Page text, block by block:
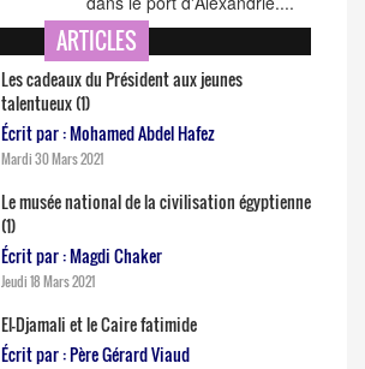
ARTICLES
Les cadeaux du Président aux jeunes
talentueux (1)
Écrit par : Mohamed Abdel Hafez
Mardi 30 Mars 2021
Le musée national de la civilisation égyptienne
(1)
Écrit par : Magdi Chaker
Jeudi 18 Mars 2021
El-Djamali et le Caire fatimide
Écrit par : Père Gérard Viaud